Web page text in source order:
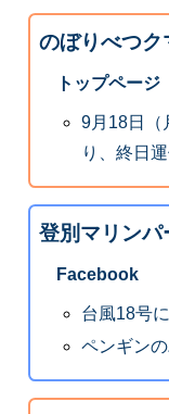
のぼりべつク
トップページ
9月18日
り、終日
登別マリンパ
Facebook
台風18号
ペンギン